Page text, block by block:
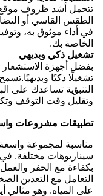
تتحمل أشد ظروف
الطقس القاسي أو
في أداء موثوق به،
الخاصة بك.
تشغيل ذكي وبديهي
بفضل أجهزة الاستشعار
تشغيلًا ذكيًا
التنبؤية تساعدك على
وتقليل وقت التوقف
تطبيقات مشروعات
مناسبة لمجموعة
سيناريوهات مختلفة. في
بكفاءة مع الحفر
التعامل مع التعدين
على المياه. وهو مثالي